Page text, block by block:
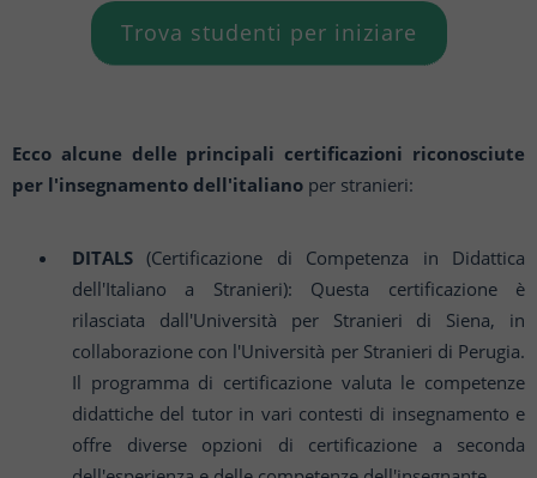
Trova studenti per iniziare
Ecco alcune delle principali certificazioni riconosciute
per l'insegnamento dell'italiano per stranieri:
DITALS (Certificazione di Competenza in Didattica
dell'Italiano a Stranieri): Questa certificazione è
rilasciata dall'Università per Stranieri di Siena, in
collaborazione con l'Università per Stranieri di Perugia.
Il programma di certificazione valuta le competenze
didattiche del tutor in vari contesti di insegnamento e
offre diverse opzioni di certificazione a seconda